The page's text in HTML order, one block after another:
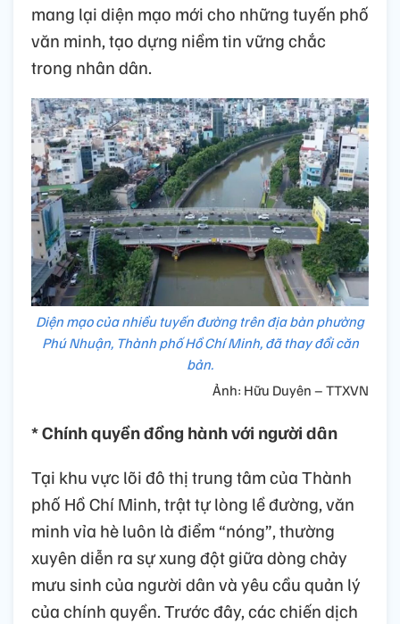
mang lại diện mạo mới cho những tuyến phố
văn minh, tạo dựng niềm tin vững chắc
trong nhân dân.
Diện mạo của nhiều tuyến đường trên địa bàn phường
Phú Nhuận, Thành phố Hồ Chí Minh, đã thay đổi căn
bản.
Ảnh: Hữu Duyên – TTXVN
* Chính quyền đồng hành với người dân
Tại khu vực lõi đô thị trung tâm của Thành
phố Hồ Chí Minh, trật tự lòng lề đường, văn
minh vỉa hè luôn là điểm “nóng”, thường
xuyên diễn ra sự xung đột giữa dòng chảy
mưu sinh của người dân và yêu cầu quản lý
của chính quyền. Trước đây, các chiến dịch